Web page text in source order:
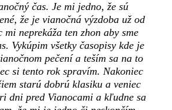
čas. Je mi jedno, že sú
že je vianočná výzdoba už od
mi neprekáža ten zhon aby sme
Vykúpim všetky časopisy kde je
pečení a teším sa na to
si tento rok spravím. Nakoniec
starú dobrú klasiku a veniec
dni pred Vianocami a kľudne sa